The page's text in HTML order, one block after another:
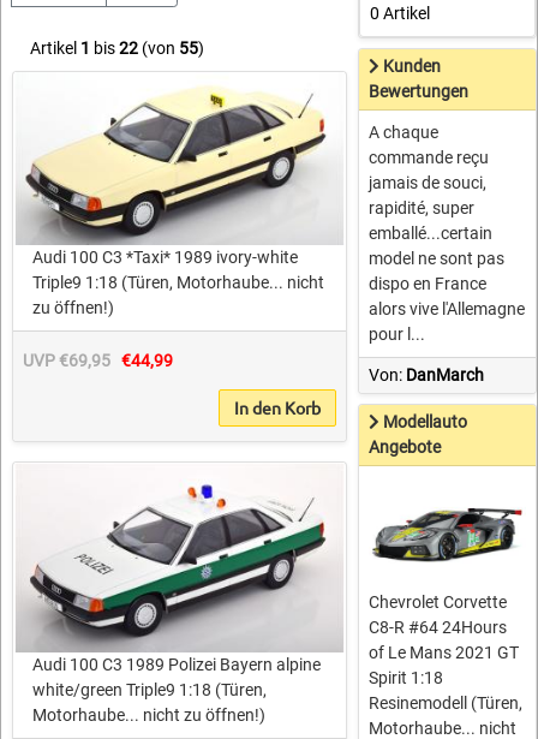
Artikel 1 bis22 (von 55)
Audi 100 C3 *Taxi* 1989 ivory-white
Triple9 1:18 (Türen, Motorhaube... nicht
zu öffnen!)
UVP €69,95 €44,99
In den Korb
Audi 100 C3 1989 Polizei Bayern alpine
white/green Triple9 1:18 (Türen,
Motorhaube... nicht zu öffnen!)
0 Artikel
Kunden
Bewertungen
A chaque
commande reçu
jamais de souci,
rapidité, super
emballé...certain
model ne sont pas
dispo en France
alors vive l'Allemagne
pour l...
Von: DanMarch
Modellauto
Angebote
Chevrolet Corvette
C8-R #64 24Hours
of Le Mans 2021 GT
Spirit 1:18
Resinemodell (Türen,
Motorhaube... nicht